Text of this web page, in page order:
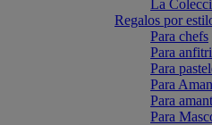
La
Regalos por
Para chefs
Para
Para
Para
Para
Para